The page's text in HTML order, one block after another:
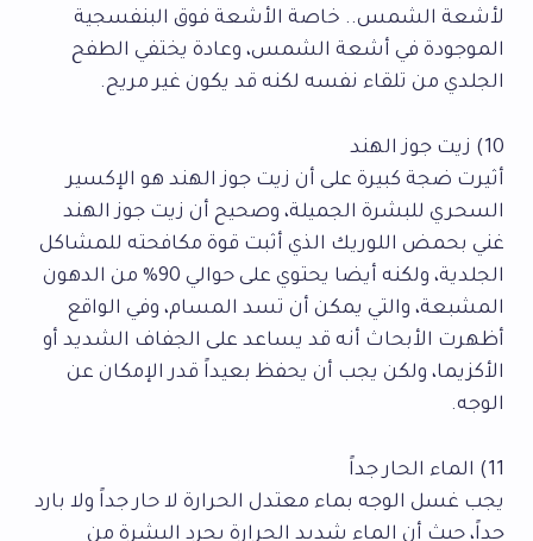
لأشعة الشمس.. خاصة الأشعة فوق البنفسجية
الموجودة في أشعة الشمس، وعادة يختفي الطفح
الجلدي من تلقاء نفسه لكنه قد يكون غير مريح.
10) زيت جوز الهند
أثيرت ضجة كبيرة على أن زيت جوز الهند هو الإكسير
السحري للبشرة الجميلة، وصحيح أن زيت جوز الهند
غني بحمض اللوريك الذي أثبت قوة مكافحته للمشاكل
الجلدية، ولكنه أيضا يحتوي على حوالي 90% من الدهون
المشبعة، والتي يمكن أن تسد المسام، وفي الواقع
أظهرت الأبحاث أنه قد يساعد على الجفاف الشديد أو
الأكزيما، ولكن يجب أن يحفظ بعيداً قدر الإمكان عن
الوجه.
11) الماء الحار جداً
يجب غسل الوجه بماء معتدل الحرارة لا حار جداً ولا بارد
جداً، حيث أن الماء شديد الحرارة يجرد البشرة من